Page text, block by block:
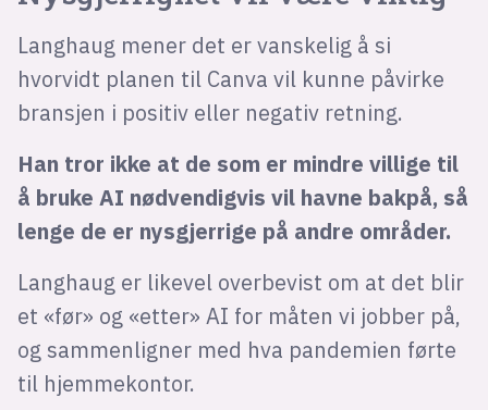
Langhaug mener det er vanskelig å si
hvorvidt planen til Canva vil kunne påvirke
bransjen i positiv eller negativ retning.
Han tror ikke at de som er mindre villige til
å bruke AI nødvendigvis vil havne bakpå, så
lenge de er nysgjerrige på andre områder.
Langhaug er likevel overbevist om at det blir
et «før» og «etter» AI for måten vi jobber på,
og sammenligner med hva pandemien førte
til hjemmekontor.